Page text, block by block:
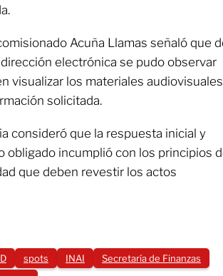
Acuña Llamas señaló que
electrónica se pudo observar
visualizar los materiales audiovisuales
solicitada.
consideró que la respuesta inicial y
obligado incumplió con los principios
que deben revestir los actos
spots INAI
Secretaría de Finanzas